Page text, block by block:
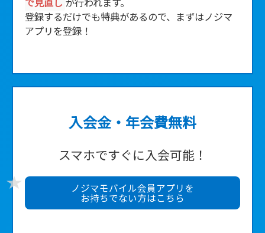
登録するだけでも特典があるので、まずはノジマ
アプリを登録！
入会金・年会費無料
スマホですぐに入会可能！
ノジマモバイル会員アプリを
お持ちでない方はこちら